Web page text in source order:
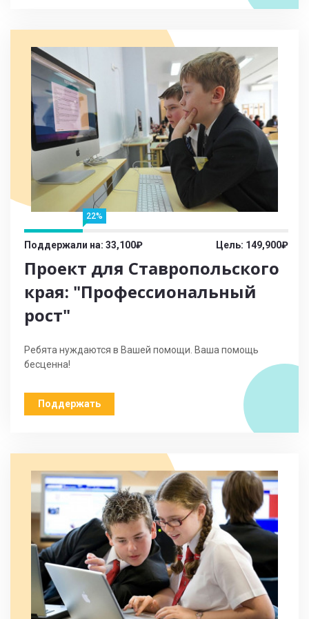
22%
Поддержали на: 33,100₽ Цель: 149,900₽
Проект для Ставропольского
края: "Профессиональный
рост"
Ребята нуждаются в Вашей помощи. Ваша помощь
бесценна!
Поддержать